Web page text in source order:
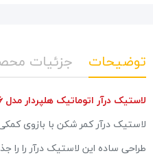
توضیحات جزئیات
لاستیک درآر اتوماتیک هلپردار مدل PS26 نیترومک ترکیه
لاستیک درآر کمر شکن با بازوی
طراحی ساده این لاستیک درآر را را